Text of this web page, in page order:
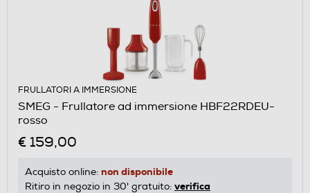
FRULLATORI A IMMERSIONE
SMEG - Frullatore ad immersione HBF22RDEU-
rosso
€ 159,00
Acquisto online: non disponibile
Ritiro in negozio in 30' gratuito: verifica